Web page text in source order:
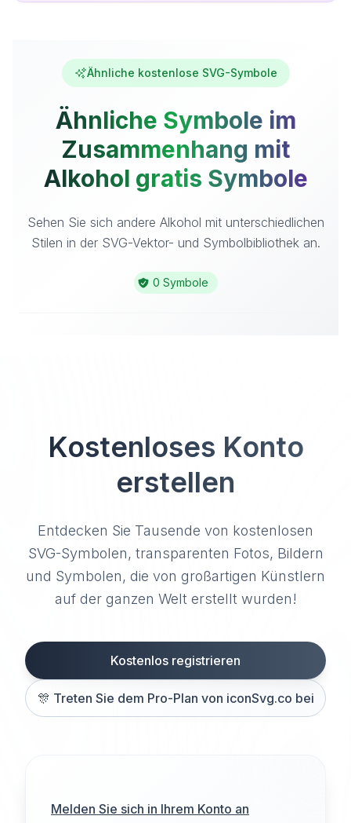
Ähnliche kostenlose SVG-Symbole
Ähnliche Symbole im
Zusammenhang mit
Alkohol gratis Symbole
Sehen Sie sich andere Alkohol mit unterschiedlichen
Stilen in der SVG-Vektor- und Symbolbibliothek an.
0 Symbole
Kostenloses Konto
erstellen
Entdecken Sie Tausende von kostenlosen
SVG-Symbolen, transparenten Fotos, Bildern
und Symbolen, die von großartigen Künstlern
auf der ganzen Welt erstellt wurden!
Kostenlos registrieren
🎊 Treten Sie dem Pro-Plan von iconSvg.co bei
Melden Sie sich in Ihrem Konto an